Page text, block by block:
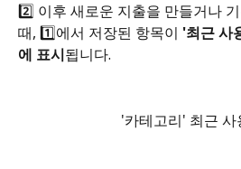
2️⃣ 이후 새로운 지출을 만들거나
때, 1️⃣에서 저장된 항목이 '최근 사
에 표시됩니다.
'카테고리' 최근 사